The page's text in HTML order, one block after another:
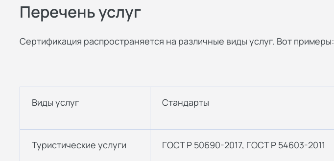
Перечень услуг
Сертификация распространяется на различные виды услуг. Вот примеры:
Виды услуг Стандарты
Туристические услуги ГОСТ Р 50690-2017, ГОСТ Р 54603-2011